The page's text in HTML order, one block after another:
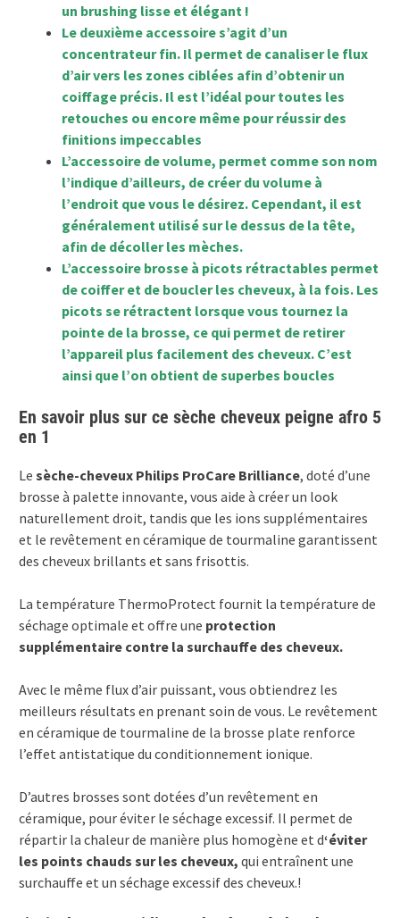
un brushing lisse et élégant !
Le deuxième accessoire s’agit d’un
concentrateur fin. Il permet de canaliser le flux
d’air vers les zones ciblées afin d’obtenir un
coiffage précis. Il est l’idéal pour toutes les
retouches ou encore même pour réussir des
finitions impeccables
L’accessoire de volume, permet comme son nom
l’indique d’ailleurs, de créer du volume à
l’endroit que vous le désirez. Cependant, il est
généralement utilisé sur le dessus de la tête,
afin de décoller les mèches.
L’accessoire brosse à picots rétractables permet
de coiffer et de boucler les cheveux, à la fois. Les
picots se rétractent lorsque vous tournez la
pointe de la brosse, ce qui permet de retirer
l’appareil plus facilement des cheveux. C’est
ainsi que l’on obtient de superbes boucles
En savoir plus sur ce sèche cheveux peigne afro 5
en 1
Le sèche-cheveux Philips ProCare Brilliance, doté d’une
brosse à palette innovante, vous aide à créer un look
naturellement droit, tandis que les ions supplémentaires
et le revêtement en céramique de tourmaline garantissent
des cheveux brillants et sans frisottis.
La température ThermoProtect fournit la température de
séchage optimale et offre une protection
supplémentaire contre la surchauffe des cheveux.
Avec le même flux d’air puissant, vous obtiendrez les
meilleurs résultats en prenant soin de vous. Le revêtement
en céramique de tourmaline de la brosse plate renforce
l’effet antistatique du conditionnement ionique.
D’autres brosses sont dotées d’un revêtement en
céramique, pour éviter le séchage excessif. Il permet de
répartir la chaleur de manière plus homogène et d‘éviter
les points chauds sur les cheveux, qui entraînent une
surchauffe et un séchage excessif des cheveux.!